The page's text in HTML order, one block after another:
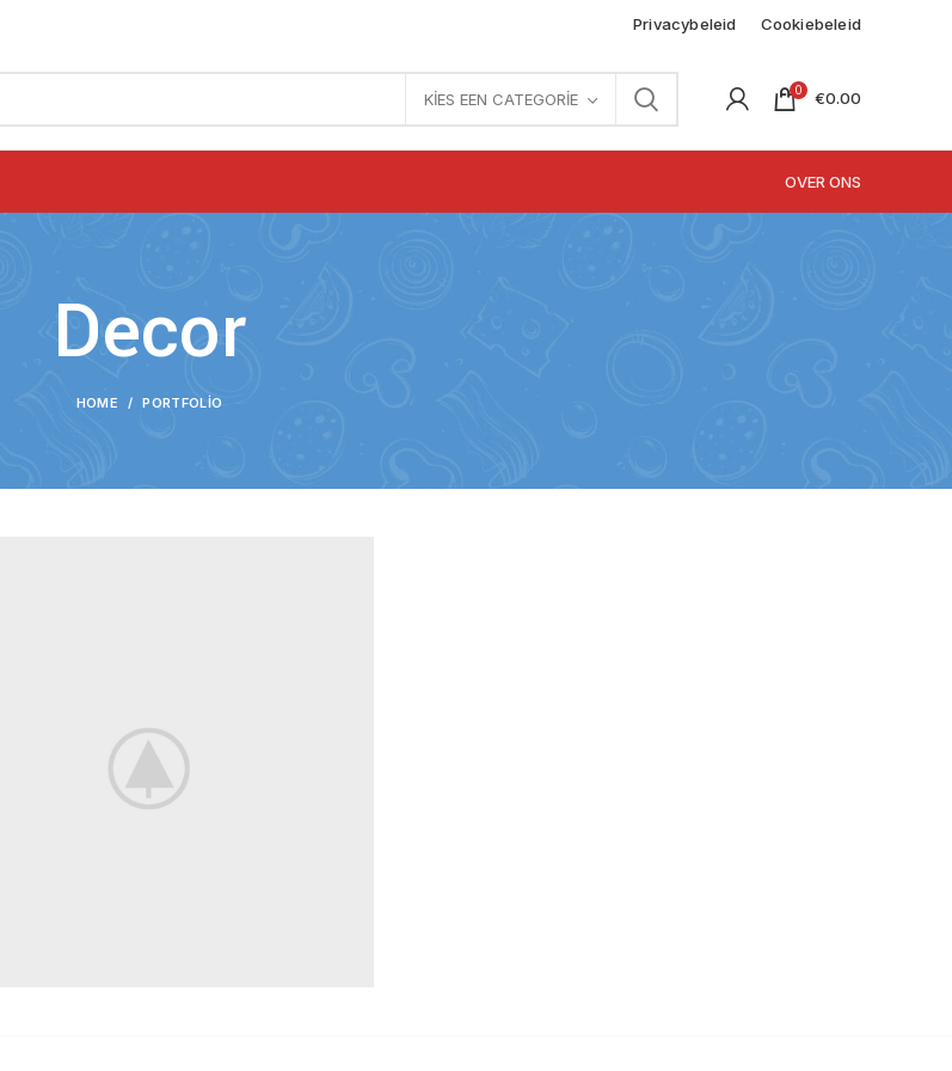
Privacybeleid Cookiebeleid
KIES EEN CATEGORIE 0 €0.00
OVER ONS
Decor
HOME PORTFOLIO